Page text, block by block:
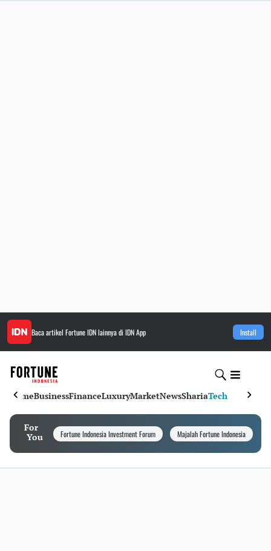
Baca artikel Fortune IDNlainnya di IDN App Install
HomeBusinessFinanceLuxuryMarketNewsShariaTech
For
You
Fortune Indonesia Investment Forum Majalah Fortune Indonesia